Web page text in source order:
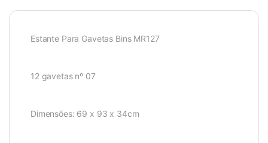
Estante Para Gavetas Bins MR127
12 gavetas nº 07
Dimensões: 69 x 93 x 34cm